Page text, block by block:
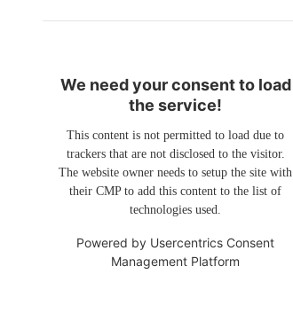
We need your consent to load
the service!
This content is not permitted to load due to
trackers that are not disclosed to the visitor.
The website owner needs to setup the site with
their CMP to add this content to the list of
technologies used.
Powered by Usercentrics Consent
Management Platform